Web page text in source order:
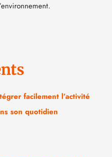
facilement l’activité
son quotidien